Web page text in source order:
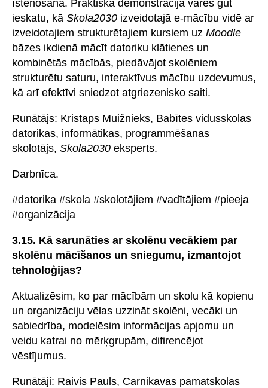
īstenošanā. Praktiskā demonstrācijā varēs gūt
ieskatu, kā Skola2030 izveidotajā e-mācību vidē ar
izveidotajiem strukturētajiem kursiem uz Moodle
bāzes ikdienā mācīt datoriku klātienes un
kombinētās mācībās, piedāvājot skolēniem
strukturētu saturu, interaktīvus mācību uzdevumus,
kā arī efektīvi sniedzot atgriezenisko saiti.
Runātājs: Kristaps Muižnieks, Babītes vidusskolas
datorikas, informātikas, programmēšanas
skolotājs, Skola2030 eksperts.
Darbnīca.
#datorika #skola #skolotājiem #vadītājiem #pieeja
#organizācija
3.15. Kā sarunāties ar skolēnu vecākiem par
skolēnu mācīšanos un sniegumu, izmantojot
tehnoloģijas?
Aktualizēsim, ko par mācībām un skolu kā kopienu
un organizāciju vēlas uzzināt skolēni, vecāki un
sabiedrība, modelēsim informācijas apjomu un
veidu katrai no mērķgrupām, difirencējot
vēstījumus.
Runātāji: Raivis Pauls, Carnikavas pamatskolas